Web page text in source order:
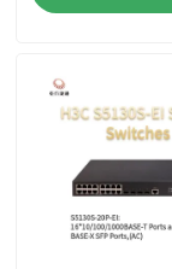
우리 에 관한 것